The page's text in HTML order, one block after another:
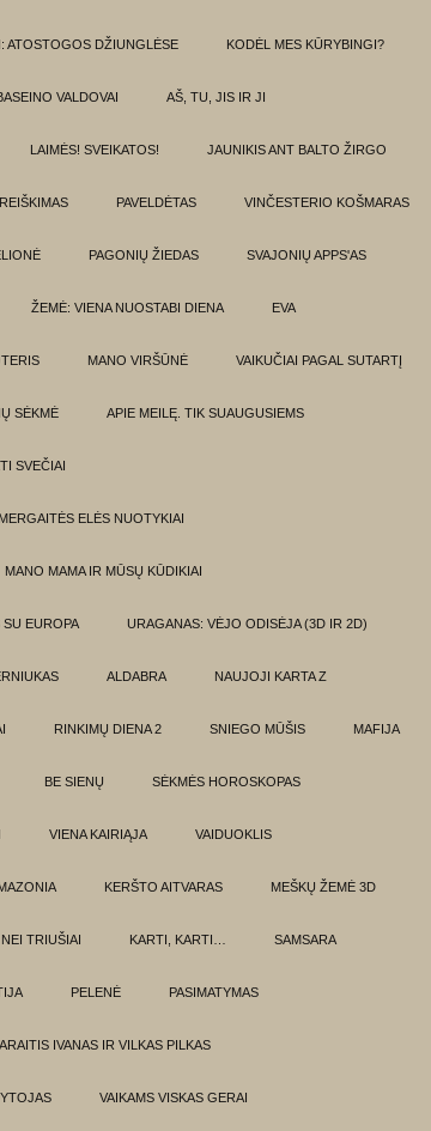
ATOSTOGOS DŽIUNGLĖSE KODĖL MES KŪRYBINGI?
VALDOVAI AŠ, TU, JIS IR JI
LAIMĖS! SVEIKATOS! JAUNIKIS ANT BALTO ŽIRGO
PAVELDĖTAS VINČESTERIO KOŠMARAS
PAGONIŲ ŽIEDAS SVAJONIŲ APPS'AS
ŽEMĖ: VIENA NUOSTABI DIENA EVA
MANO VIRŠŪNĖ VAIKUČIAI PAGAL SUTARTĮ
SĖKMĖ APIE MEILĘ. TIK SUAUGUSIEMS
SVEČIAI
ELĖS NUOTYKIAI
MANO MAMA IR MŪSŲ KŪDIKIAI
SU EUROPA URAGANAS: VĖJO ODISĖJA (3D IR 2D)
ALDABRA NAUJOJI KARTA Z
RINKIMŲ DIENA 2 SNIEGO MŪŠIS MAFIJA
BE SIENŲ SĖKMĖS HOROSKOPAS
VIENA KAIRIĄJA VAIDUOKLIS
KERŠTO AITVARAS MEŠKŲ ŽEMĖ 3D
TRIUŠIAI KARTI, KARTI… SAMSARA
PELENĖ PASIMATYMAS
IVANAS IR VILKAS PILKAS
VAIKAMS VISKAS GERAI